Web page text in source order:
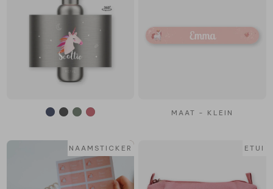
MAAT - KLEIN
NAAMSTICKER ETUI